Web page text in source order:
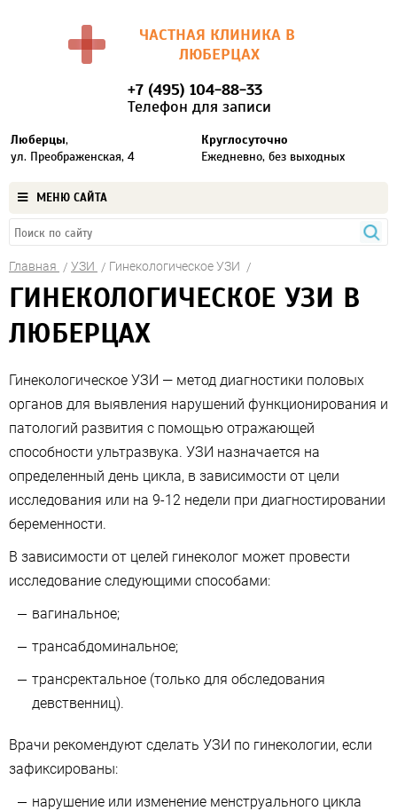
ЧАСТНАЯ КЛИНИКА В
ЛЮБЕРЦАХ
Люберцы,
ул. Преображенская, 4
+7 (495) 104-88-33
Телефон для записи
Круглосуточно
Ежедневно, без выходных
МЕНЮ САЙТА
Главная УЗИ Гинекологическое УЗИ
ГИНЕКОЛОГИЧЕСКОЕ УЗИ В
ЛЮБЕРЦАХ
Гинекологическое УЗИ — метод диагностики половых
органов для выявления нарушений функционирования и
патологий развития с помощью отражающей
способности ультразвука. УЗИ назначается на
определенный день цикла, в зависимости от цели
исследования или на 9-12 недели при диагностировании
беременности.
В зависимости от целей гинеколог может провести
исследование следующими способами:
вагинальное;
трансабдоминальное;
трансректальное (только для обследования
девственниц).
Врачи рекомендуют сделать УЗИ по гинекологии, если
зафиксированы:
нарушение или изменение менструального цикла